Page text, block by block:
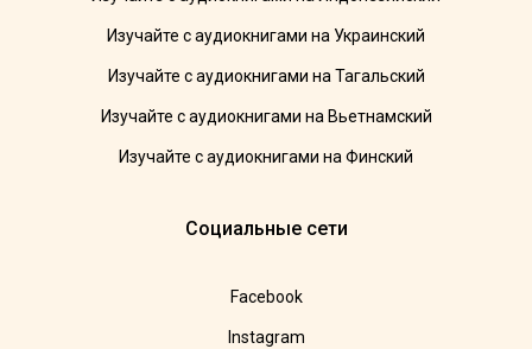
Изучайте с аудиокнигами на Украинский
Изучайте с аудиокнигами на Тагальский
Изучайте с аудиокнигами на Вьетнамский
Изучайте с аудиокнигами на Финский
Социальные сети
Facebook
Instagram